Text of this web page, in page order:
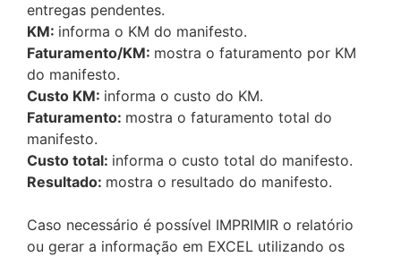
entregas pendentes.
KM: informa o KM do manifesto.
Faturamento/KM: mostra o faturamento por KM
do manifesto.
Custo KM: informa o custo do KM.
Faturamento: mostra o faturamento total do
manifesto.
Custo total: informa o custo total do manifesto.
Resultado: mostra o resultado do manifesto.
Caso necessário é possível IMPRIMIR o relatório
ou gerar a informação em EXCEL utilizando os